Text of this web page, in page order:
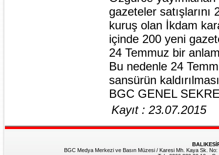
gazeteler
kuruş olan İkdam
içinde 200 yeni
24 Temmuz bir
Bu nedenle 24
sansürün
BGC GENEL
Kayıt : 23.07.2015
BGC Medya Merkezi ve Basın Müzesi / Karesi Mh. Kaya Sk.